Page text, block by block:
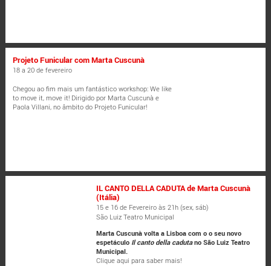
Projeto Funicular com Marta Cuscunà
18 a 20 de fevereiro
Chegou ao fim mais um fantástico workshop: We like
to move it, move it! Dirigido por Marta Cuscunà e
Paola Villani, no âmbito do Projeto Funicular!
IL CANTO DELLA CADUTA de Marta Cuscunà
(Itália)
15 e 16 de Fevereiro às 21h (sex, sáb)
São Luiz Teatro Municipal
Marta Cuscunà volta a Lisboa com o o seu novo
espetáculo Il canto della cadutano São Luiz Teatro
Municipal.
Clique aqui para saber mais!